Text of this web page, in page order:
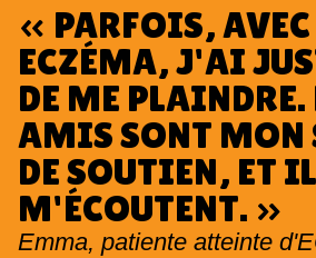
« PARFOIS,
ECZÉMA, J'AI
DE ME PLAINDRE.
AMIS SONT MON
DE SOUTIEN, ET
M'ÉCOUTENT. »
Emma, patiente atteinte